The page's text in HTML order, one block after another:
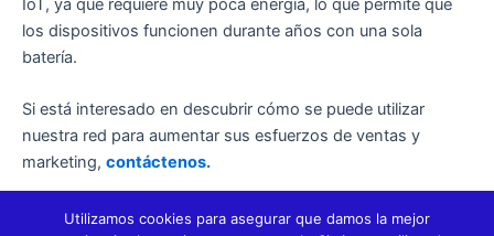
IoT, ya que requiere muy poca energía, lo que permite que
los dispositivos funcionen durante años con una sola
batería.
Si está interesado en descubrir cómo se puede utilizar
nuestra red para aumentar sus esfuerzos de ventas y
marketing, contáctenos.
Utilizamos cookies para asegurar que damos la mejor